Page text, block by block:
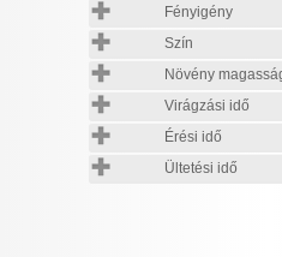
Fényigény
Szín
Növény
Virágzási idő
Érési idő
Ültetési idő